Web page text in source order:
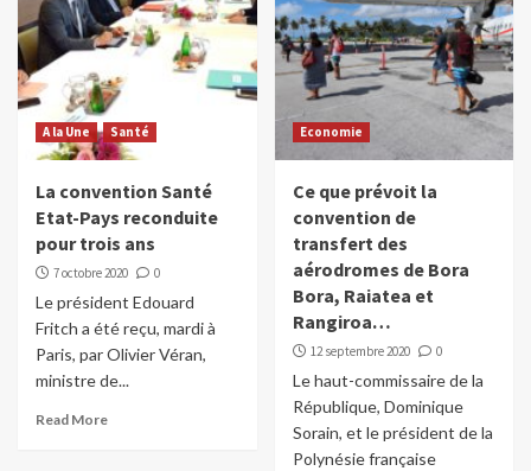
A la Une Santé
La convention Santé
Etat-Pays reconduite
pour trois ans
7 octobre 2020 0
Le président Edouard
Fritch a été reçu, mardi à
Paris, par Olivier Véran,
ministre de...
Read More
Economie
Ce que prévoit la
convention de
transfert des
aérodromes de Bora
Bora, Raiatea et
Rangiroa…
12 septembre 2020 0
Le haut-commissaire de la
République, Dominique
Sorain, et le président de la
Polynésie française